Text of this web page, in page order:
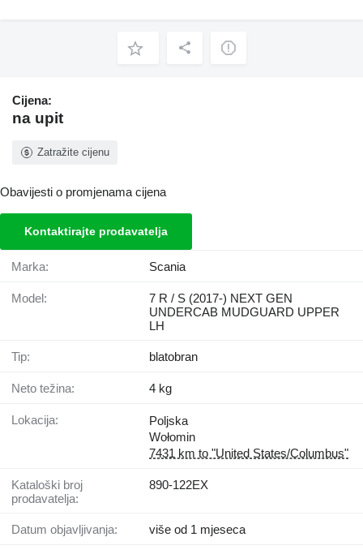
Cijena:
na upit
Zatražite cijenu
Obavijesti o promjenama cijena
Kontaktirajte prodavatelja
Marka: Scania
Model:
7 R / S (2017-) NEXT GEN
UNDERCAB MUDGUARD UPPER
LH
Tip: blatobran
Neto težina: 4 kg
Lokacija:
Poljska
Wołomin
7431 km to "United States/Columbus"
Kataloški broj
prodavatelja:
890-122EX
Datum objavljivanja: više od 1 mjeseca